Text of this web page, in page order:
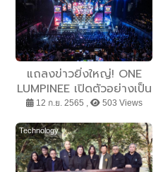
แถลงข่าวยิ่งใหญ่! ONE
LUMPINEE เปิดตัวอย่างเป็น
ทางการ กับดีลประวัติศาสตร์
วงการมวยไทยทั้งระบบ
12 ก.ย. 2565 , 503 Views
Technology